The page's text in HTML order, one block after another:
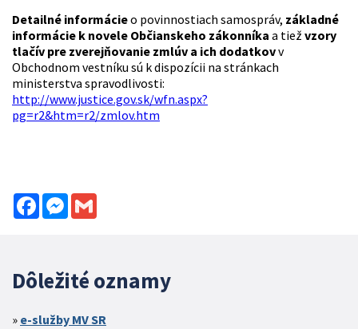
Detailné informácieo povinnostiach samospráv, základné
informácie k novele Občianskeho zákonníka a tiež vzory
tlačív pre zverejňovanie zmlúv a ich dodatkovv
Obchodnom vestníku sú k dispozícii na stránkach
ministerstva spravodlivosti:
http://www.justice.gov.sk/wfn.aspx?
pg=r2&htm=r2/zmlov.htm
FacebookMessenger
Dôležité oznamy
e-služby MV SR